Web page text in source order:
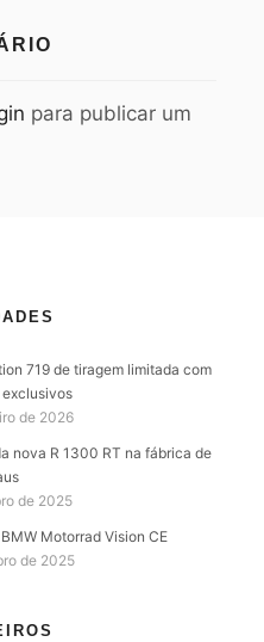
para publicar um
719 de tiragem limitada com
de 2026
nova R 1300 RT na fábrica de
de 2025
Motorrad Vision CE
de 2025